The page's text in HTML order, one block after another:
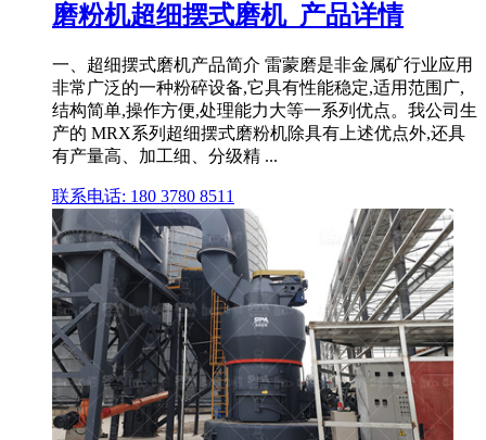
磨粉机超细摆式磨机_产品详情
一、超细摆式磨机产品简介 雷蒙磨是非金属矿行业应用
非常广泛的一种粉碎设备,它具有性能稳定,适用范围广,
结构简单,操作方便,处理能力大等一系列优点。我公司生
产的 MRX系列超细摆式磨粉机除具有上述优点外,还具
有产量高、加工细、分级精 ...
联系电话: 180 3780 8511